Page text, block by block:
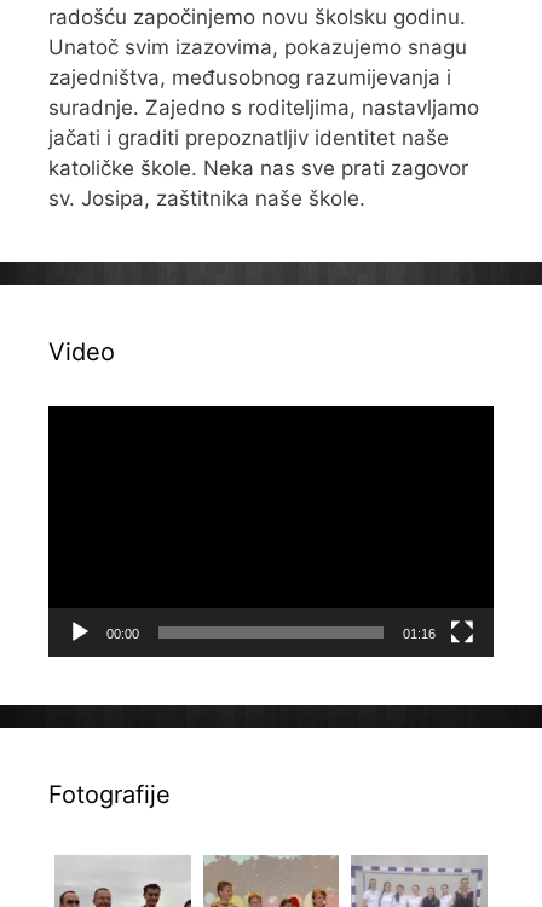
radošću započinjemo novu školsku godinu.
Unatoč svim izazovima, pokazujemo snagu
zajedništva, međusobnog razumijevanja i
suradnje. Zajedno s roditeljima, nastavljamo
jačati i graditi prepoznatljiv identitet naše
katoličke škole. Neka nas sve prati zagovor
sv. Josipa, zaštitnika naše škole.
Video
00:00 01:16
Fotografije